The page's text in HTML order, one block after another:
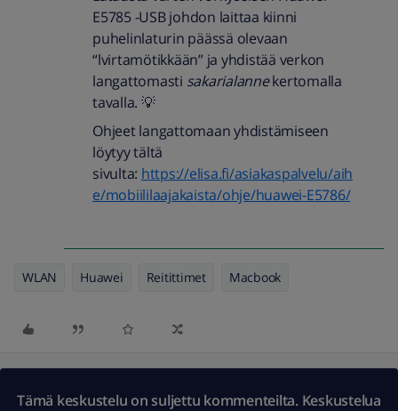
E5785 -USB johdon laittaa kiinni
puhelinlaturin päässä olevaan
“lvirtamötikkään” ja yhdistää verkon
langattomasti sakarialannekertomalla
tavalla. 💡
Ohjeet langattomaan yhdistämiseen
löytyy tältä
sivulta: https://elisa.fi/asiakaspalvelu/aih
e/mobiililaajakaista/ohje/huawei-E5786/
WLAN Huawei Reitittimet Macbook
Tämä keskustelu on suljettu kommenteilta. Keskustelua